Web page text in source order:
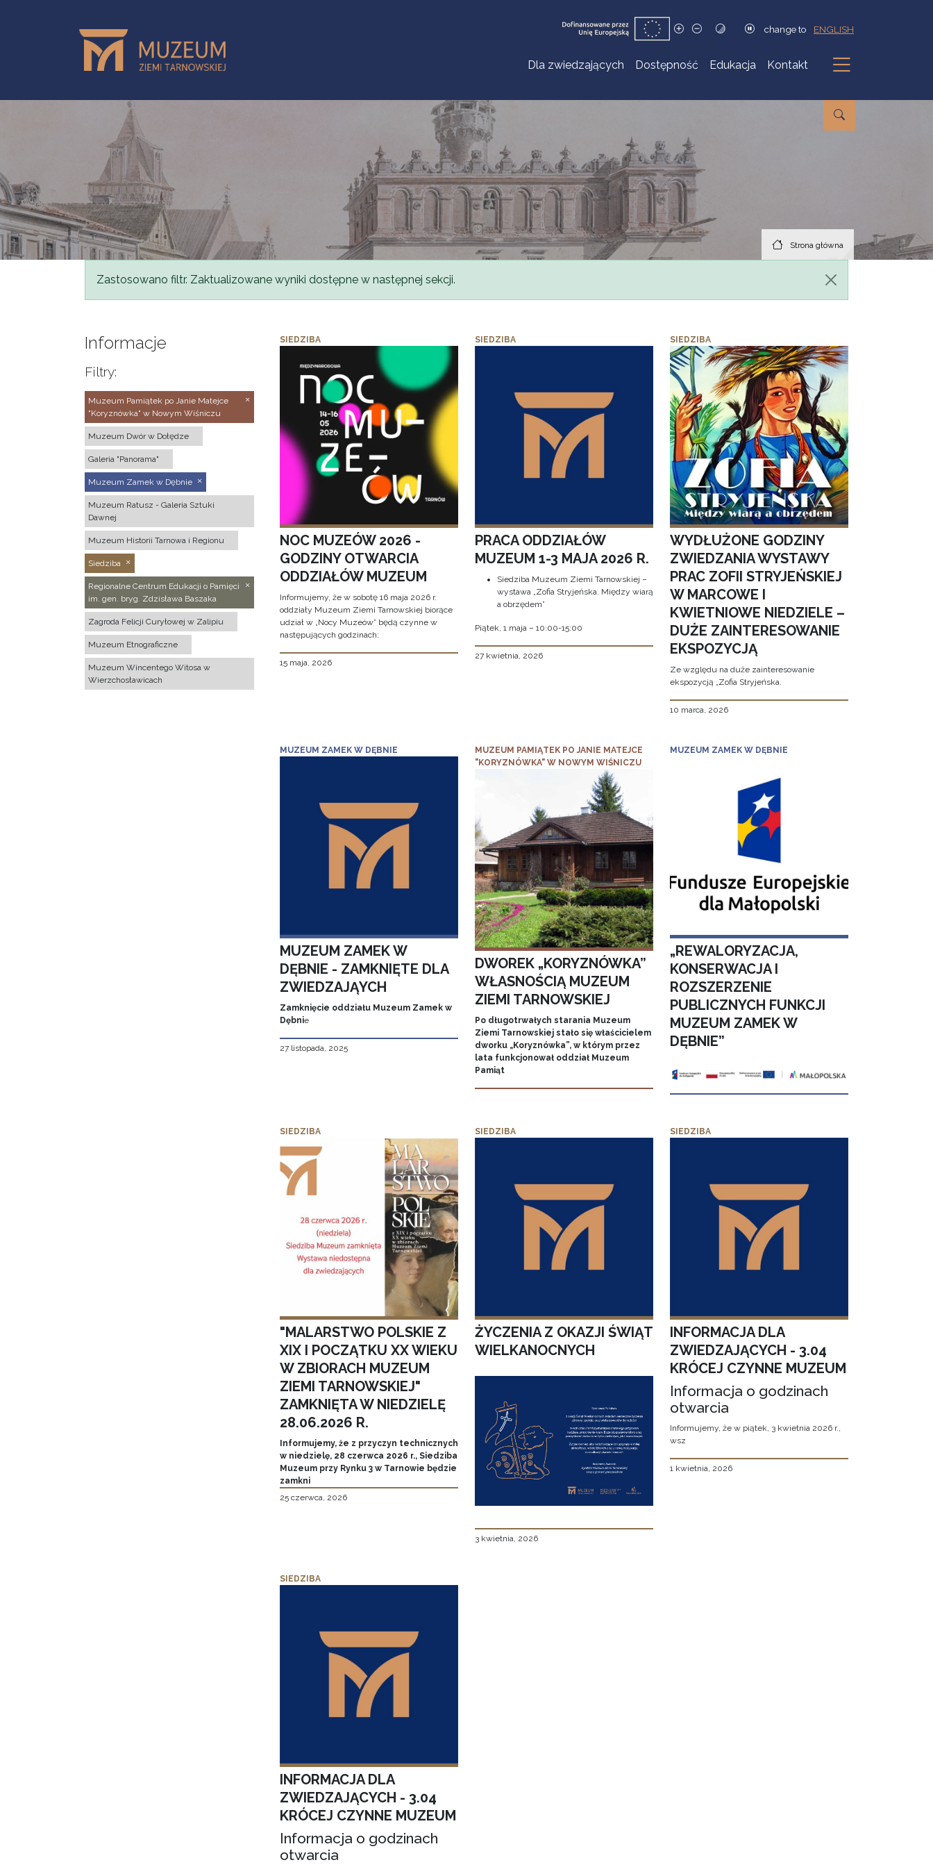
change to ENGLISH
Dla zwiedzających Dostępność Edukacja Kontakt
Podmenu
Strona główna
Komunikat
Zastosowano filtr. Zaktualizowane wyniki dostępne w następnej sekcji.
Informacje
Filtry:
Muzeum Pamiątek po Janie Matejce
"Koryznówka" w Nowym Wiśniczu
Muzeum Dwór w Dołędze
Galeria "Panorama"
Muzeum Zamek w Dębnie
Muzeum Ratusz - Galeria Sztuki
Dawnej
Muzeum Historii Tarnowa i Regionu
Siedziba
Regionalne Centrum Edukacji o Pamięci
im. gen. bryg. Zdzisława Baszaka
Zagroda Felicji Curyłowej w Zalipiu
Muzeum Etnograficzne
Muzeum Wincentego Witosa w
Wierzchosławicach
SIEDZIBA
NOC MUZEÓW 2026 -
GODZINY OTWARCIA
ODDZIAŁÓW MUZEUM
Informujemy, że w sobotę 16 maja 2026 r.
oddziały Muzeum Ziemi Tarnowskiej biorące
udział w „Nocy Muzeów” będą czynne w
następujących godzinach:
15 maja, 2026
SIEDZIBA
PRACA ODDZIAŁÓW
MUZEUM 1-3 MAJA 2026 R.
Siedziba Muzeum Ziemi Tarnowskiej –
wystawa „Zofia Stryjeńska. Między wiarą
a obrzędem”
Piątek, 1 maja – 10:00-15:00
27 kwietnia, 2026
SIEDZIBA
WYDŁUŻONE GODZINY
ZWIEDZANIA WYSTAWY
PRAC ZOFII STRYJEŃSKIEJ
W MARCOWE I
KWIETNIOWE NIEDZIELE –
DUŻE ZAINTERESOWANIE
EKSPOZYCJĄ
Ze względu na duże zainteresowanie
ekspozycją „Zofia Stryjeńska.
10 marca, 2026
MUZEUM ZAMEK W DĘBNIE
MUZEUM ZAMEK W
DĘBNIE - ZAMKNIĘTE DLA
ZWIEDZAJĄYCH
Zamknięcie oddziału Muzeum Zamek w
Dębnie
27 listopada, 2025
MUZEUM PAMIĄTEK PO JANIE MATEJCE
"KORYZNÓWKA" W NOWYM WIŚNICZU
DWOREK „KORYZNÓWKA”
WŁASNOŚCIĄ MUZEUM
ZIEMI TARNOWSKIEJ
Po długotrwałych starania Muzeum
Ziemi Tarnowskiej stało się właścicielem
dworku „Koryznówka”, w którym przez
lata funkcjonował oddział Muzeum
Pamiąt
MUZEUM ZAMEK W DĘBNIE
„REWALORYZACJA,
KONSERWACJA I
ROZSZERZENIE
PUBLICZNYCH FUNKCJI
MUZEUM ZAMEK W
DĘBNIE”
SIEDZIBA
"MALARSTWO POLSKIE Z
XIX I POCZĄTKU XX WIEKU
W ZBIORACH MUZEUM
ZIEMI TARNOWSKIEJ"
ZAMKNIĘTA W NIEDZIELĘ
28.06.2026 R.
Informujemy, że z przyczyn technicznych
w niedzielę, 28 czerwca 2026 r., Siedziba
Muzeum przy Rynku 3 w Tarnowie będzie
zamkni
25 czerwca, 2026
SIEDZIBA
ŻYCZENIA Z OKAZJI ŚWIĄT
WIELKANOCNYCH
3 kwietnia, 2026
SIEDZIBA
INFORMACJA DLA
ZWIEDZAJĄCYCH - 3.04
KRÓCEJ CZYNNE MUZEUM
Informacja o godzinach
otwarcia
Informujemy, że w piątek, 3 kwietnia 2026 r.,
wsz
1 kwietnia, 2026
SIEDZIBA
INFORMACJA DLA
ZWIEDZAJĄCYCH - 3.04
KRÓCEJ CZYNNE MUZEUM
Informacja o godzinach
otwarcia